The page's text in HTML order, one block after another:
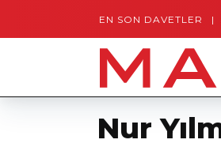
EN SON DAVETLER
Gaziantep’te
Nur